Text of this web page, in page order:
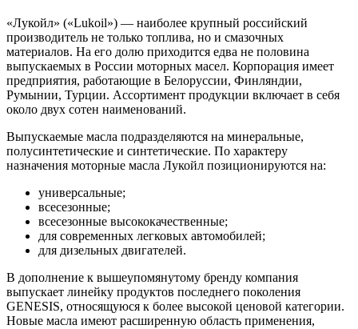
«Лукойл» («Lukoil») — наиболее крупный российский
производитель не только топлива, но и смазочных
материалов. На его долю приходится едва не половина
выпускаемых в России моторных масел. Корпорация имеет
предприятия, работающие в Белоруссии, Финляндии,
Румынии, Турции. Ассортимент продукции включает в себя
около двух сотен наименований.
Выпускаемые масла подразделяются на минеральные,
полусинтетические и синтетические. По характеру
назначения моторные масла Лукойл позиционируются на:
универсальные;
всесезонные;
всесезонные высококачественные;
для современных легковых автомобилей;
для дизельных двигателей.
В дополнение к вышеупомянутому бренду компания
выпускает линейку продуктов последнего поколения
GENESIS, относящуюся к более высокой ценовой категории.
Новые масла имеют расширенную область применения,